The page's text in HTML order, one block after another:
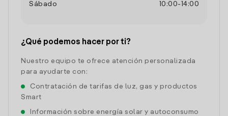
Sábado
10:00- 14:00
¿Qué podemos hacer por ti?
Nuestro equipo te ofrece atención personalizada
para ayudarte con:
Contratación de tarifas de luz, gas y productos
Smart
Información sobre energía solar y autoconsumo